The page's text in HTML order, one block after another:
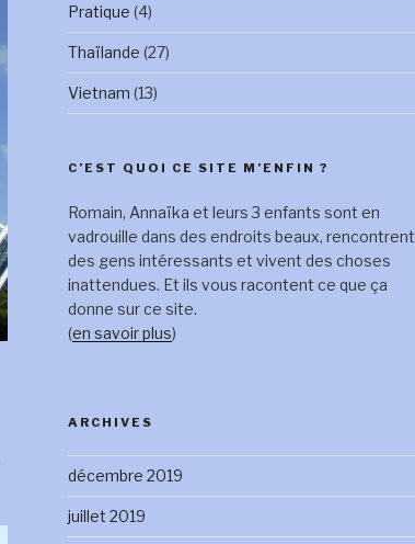
Pratique (4)
Thaïlande (27)
Vietnam (13)
C’EST QUOI CE SITE M’ENFIN ?
Romain, Annaïka et leurs 3 enfants sont en
vadrouille dans des endroits beaux, rencontrent
des gens intéressants et vivent des choses
inattendues. Et ils vous racontent ce que ça
donne sur ce site.
(en savoir plus)
ARCHIVES
décembre 2019
juillet 2019